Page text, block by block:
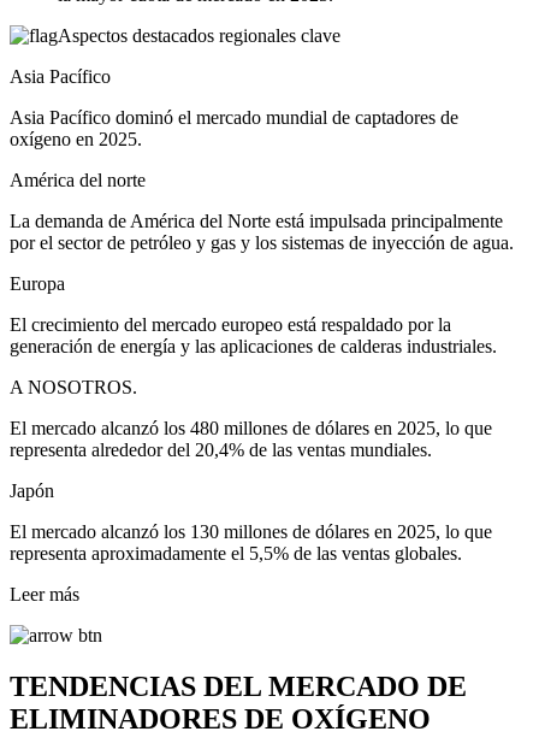
Aspectos destacados regionales clave
Asia Pacífico
Asia Pacífico dominó el mercado mundial de captadores de
oxígeno en 2025.
América del norte
La demanda de América del Norte está impulsada principalmente
por el sector de petróleo y gas y los sistemas de inyección de agua.
Europa
El crecimiento del mercado europeo está respaldado por la
generación de energía y las aplicaciones de calderas industriales.
A NOSOTROS.
El mercado alcanzó los 480 millones de dólares en 2025, lo que
representa alrededor del 20,4% de las ventas mundiales.
Japón
El mercado alcanzó los 130 millones de dólares en 2025, lo que
representa aproximadamente el 5,5% de las ventas globales.
Leer más
TENDENCIAS DEL MERCADO DE
ELIMINADORES DE OXÍGENO